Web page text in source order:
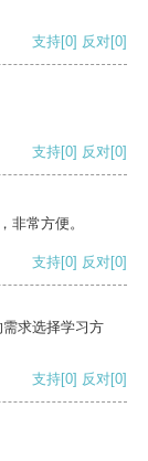
支持[0] 反对[0]
支持[0] 反对[0]
非常方便。
支持[0] 反对[0]
求选择学习方
支持[0] 反对[0]